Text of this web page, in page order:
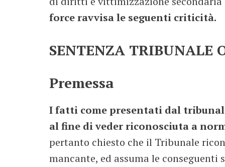
force ravvisa le seguenti criticità.
SENTENZA TRIBUNALE
Premessa
I fatti come presentati dal
al fine di veder riconosciuta a
pertanto chiesto che il Tribunale
mancante, ed assuma le